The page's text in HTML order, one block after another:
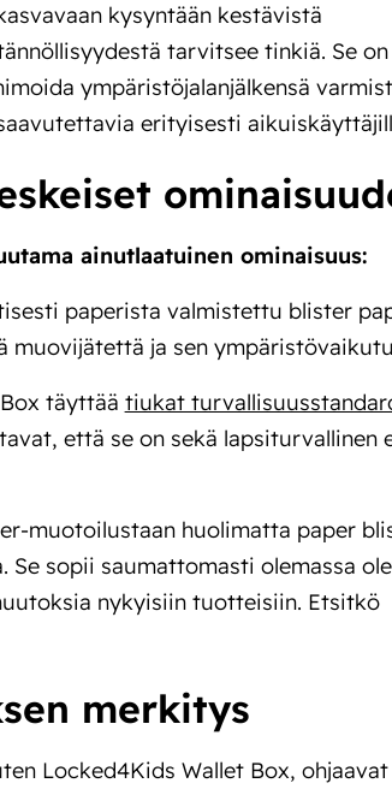
kysyntään kestävistä
tarvitsee tinkiä. Se on
ympäristöjalanjälkensä
erityisesti
ainutlaatuinen ominaisuus:
paperista valmistettu blister
muovijätettä ja sen
täyttää tiukat
että se on sekä lapsiturvallinen
muotoilustaan huolimatta paper
sopii saumattomasti olemassa
nykyisiin tuotteisiin. Etsitkö
merkitys
Locked4Kids Wallet Box, ohjaavat